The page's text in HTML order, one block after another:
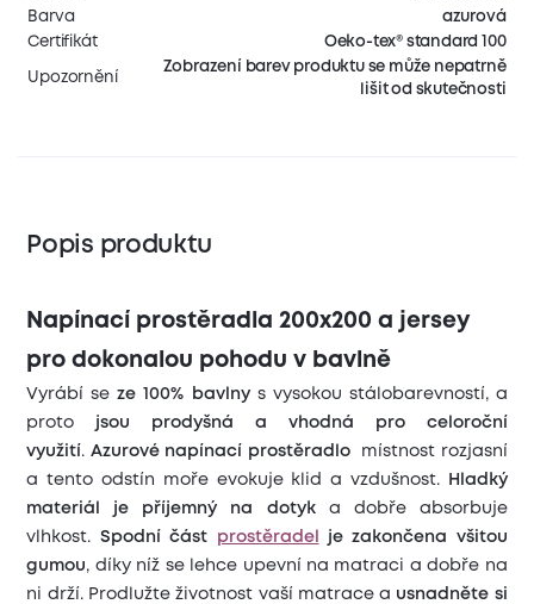
Barva
azurová
Certifikát
Oeko-tex® standard 100
Upozornění
Zobrazení barev produktu se může nepatrně
lišit od skutečnosti
Popis produktu
Napínací prostěradla 200x200 a jersey
pro dokonalou pohodu v bavlně
Vyrábí seze 100% bavlnys vysokou stálobarevností, a
proto jsou prodyšná a vhodná pro celoroční
využití. Azurové napínací prostěradlo místnost rozjasní
a tento odstín moře evokuje klid a vzdušnost.
Hladký
materiál je příjemný na dotyka dobře absorbuje
vlhkost. Spodní část prostěradel
je zakončena všitou
gumou, díky níž se lehce upevní na matraci a dobře na
ni drží. Prodlužte životnost vaší matrace a usnadněte si